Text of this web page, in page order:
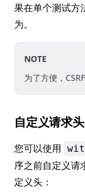
果在单个测试方
为。
NOTE
为了方便，
自定义请求头
您可以使用
序之前自定义请
定义头：